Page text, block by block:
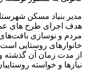
مدیر بنیاد مسکن
هدف اجرای طرح های
مردم و نوسازی
خانوارهای روستایی
از مدت زمان آن گذشته و
نیازها و خواسته